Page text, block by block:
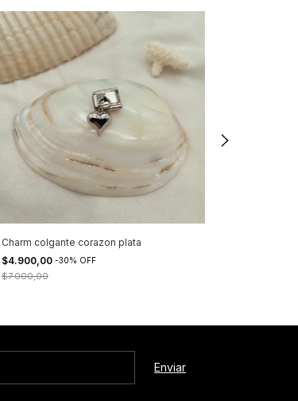
Charm colgante corazon plata
$4.900,00 -30% OFF
$7.000,00